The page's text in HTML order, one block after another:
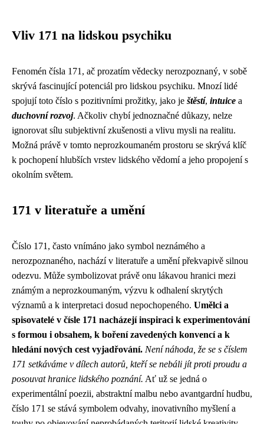
Vliv 171 na lidskou psychiku
Fenomén čísla 171, ač prozatím vědecky nerozpoznaný, v sobě
skrývá fascinující potenciál pro lidskou psychiku. Mnozí lidé
spojují toto číslo s pozitivními prožitky, jako je štěstí, intuice a
duchovní rozvoj. Ačkoliv chybí jednoznačné důkazy, nelze
ignorovat sílu subjektivní zkušenosti a vlivu mysli na realitu.
Možná právě v tomto neprozkoumaném prostoru se skrývá klíč
k pochopení hlubších vrstev lidského vědomí a jeho propojení s
okolním světem.
171 v literatuře a umění
Číslo 171, často vnímáno jako symbol neznámého a
nerozpoznaného, nachází v literatuře a umění překvapivě silnou
odezvu. Může symbolizovat právě onu lákavou hranici mezi
známým a neprozkoumaným, výzvu k odhalení skrytých
významů a k interpretaci dosud nepochopeného. Umělci a
spisovatelé v čísle 171 nacházejí inspiraci k experimentování
s formou i obsahem, k boření zavedených konvencí a k
hledání nových cest vyjadřování. Není náhoda, že se s číslem
171 setkáváme v dílech autorů, kteří se nebáli jít proti proudu a
posouvat hranice lidského poznání. Ať už se jedná o
experimentální poezii, abstraktní malbu nebo avantgardní hudbu,
číslo 171 se stává symbolem odvahy, inovativního myšlení a